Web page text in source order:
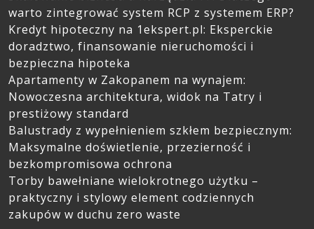
warto zintegrować system RCP z systemem ERP?
Kredyt hipoteczny na 1ekspert.pl: Eksperckie
doradztwo, finansowanie nieruchomości i
bezpieczna hipoteka
Apartamenty w Zakopanem na wynajem:
Nowoczesna architektura, widok na Tatry i
prestiżowy standard
Balustrady z wypełnieniem szkłem bezpiecznym:
Maksymalne doświetlenie, przezierność i
bezkompromisowa ochrona
Torby bawełniane wielokrotnego użytku –
praktyczny i stylowy element codziennych
zakupów w duchu zero waste